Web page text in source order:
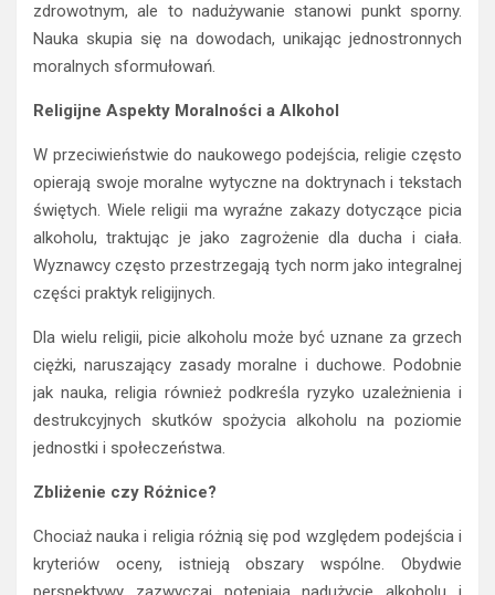
zdrowotnym, ale to nadużywanie stanowi punkt sporny.
Nauka skupia się na dowodach, unikając jednostronnych
moralnych sformułowań.
Religijne Aspekty Moralności a Alkohol
W przeciwieństwie do naukowego podejścia, religie często
opierają swoje moralne wytyczne na doktrynach i tekstach
świętych. Wiele religii ma wyraźne zakazy dotyczące picia
alkoholu, traktując je jako zagrożenie dla ducha i ciała.
Wyznawcy często przestrzegają tych norm jako integralnej
części praktyk religijnych.
Dla wielu religii, picie alkoholu może być uznane za grzech
ciężki, naruszający zasady moralne i duchowe. Podobnie
jak nauka, religia również podkreśla ryzyko uzależnienia i
destrukcyjnych skutków spożycia alkoholu na poziomie
jednostki i społeczeństwa.
Zbliżenie czy Różnice?
Chociaż nauka i religia różnią się pod względem podejścia i
kryteriów oceny, istnieją obszary wspólne. Obydwie